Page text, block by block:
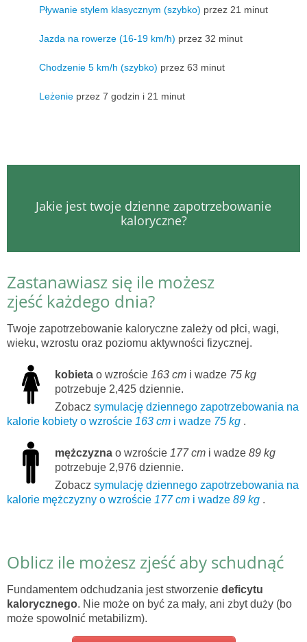
Pływanie stylem klasycznym (szybko) przez 21 minut
Jazda na rowerze (16-19 km/h) przez 32 minut
Chodzenie 5 km/h (szybko) przez 63 minut
Leżenie przez 7 godzin i 21 minut
Jakie jest twoje dzienne zapotrzebowanie
kaloryczne?
Zastanawiasz się ile możesz
zjeść każdego dnia?
Twoje zapotrzebowanie kaloryczne zależy od płci, wagi,
wieku, wzrostu oraz poziomu aktywności fizycznej.
kobieta o wzroście 163 cm i wadze 75 kg
potrzebuje 2,425 dziennie.
Zobacz symulację dziennego zapotrzebowania na
kalorie kobiety o wzroście 163 cm i wadze 75 kg .
mężczyzna o wzroście 177 cm i wadze 89 kg
potrzebuje 2,976 dziennie.
Zobacz symulację dziennego zapotrzebowania na
kalorie mężczyzny o wzroście 177 cm i wadze 89 kg .
Oblicz ile możesz zjeść aby schudnąć
Fundamentem odchudzania jest stworzenie deficytu
kalorycznego. Nie może on być za mały, ani zbyt duży (bo
może spowolnić metabilizm).